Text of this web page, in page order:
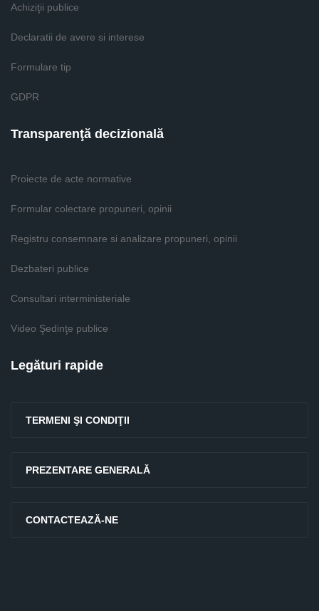
Achiziţii publice
Declaratii de avere si interese
Formulare tip
GDPR
Transparenţă decizională
Proiecte de acte normative
Formular colectare propuneri, opinii
Registru consemnare si analizare propuneri, opinii
Dezbateri publice
Consultari interministeriale
Video Şedinţe publice
Legături rapide
TERMENI ŞI CONDIŢII
PREZENTARE GENERALĂ
CONTACTEAZĂ-NE